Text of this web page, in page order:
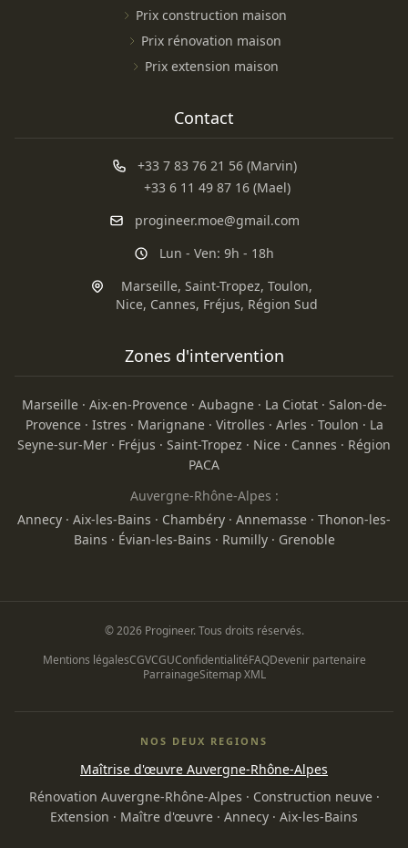
Prix construction maison
Prix rénovation maison
Prix extension maison
Contact
+33 7 83 76 21 56 (Marvin)
+33 6 11 49 87 16 (Mael)
progineer.moe@gmail.com
Lun - Ven: 9h - 18h
Marseille, Saint-Tropez, Toulon,
Nice, Cannes, Fréjus, Région Sud
Zones d'intervention
Marseille· Aix-en-Provence· Aubagne· La Ciotat· Salon-de-
Provence· Istres · Marignane· Vitrolles · Arles · Toulon · La
Seyne-sur-Mer · Fréjus · Saint-Tropez · Nice · Cannes · Région
PACA
Auvergne-Rhône-Alpes :
Annecy · Aix-les-Bains · Chambéry · Annemasse · Thonon-les-
Bains · Évian-les-Bains · Rumilly· Grenoble
© 2026 Progineer. Tous droits réservés.
Mentions légalesCGVCGUConfidentialitéFAQDevenir partenaire
ParrainageSitemap XML
NOS DEUX REGIONS
Maîtrise d'œuvre Auvergne-Rhône-Alpes
Rénovation Auvergne-Rhône-Alpes · Construction neuve·
Extension · Maître d'œuvre · Annecy · Aix-les-Bains